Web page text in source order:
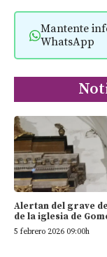
Mantente
WhatsApp
Alertan del grave
de la iglesia de
5 febrero 2026 09:00h